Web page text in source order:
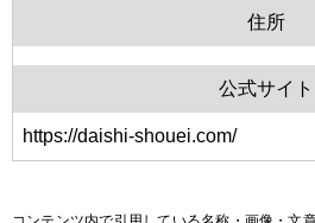
住所
公式サイト
https://daishi-shouei.com/